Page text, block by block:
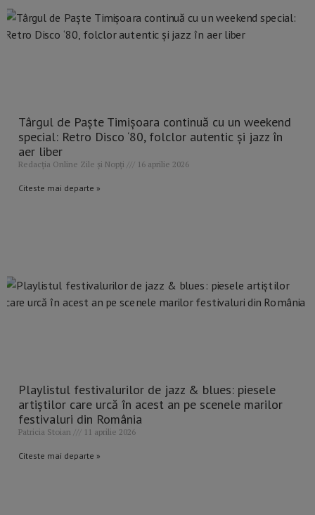
Târgul de Paște Timișoara continuă cu un weekend
special: Retro Disco ‘80, folclor autentic și jazz în
aer liber
Redacția Online Zile și Nopți 16 aprilie 2026
Citeste mai departe »
Playlistul festivalurilor de jazz & blues: piesele
artiștilor care urcă în acest an pe scenele marilor
festivaluri din România
Patricia Stoian 11 aprilie 2026
Citeste mai departe »